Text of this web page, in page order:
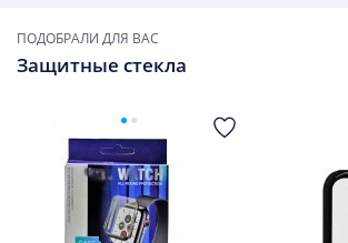
ПОДОБРАЛИ ДЛЯ ВАС
Защитные стекла